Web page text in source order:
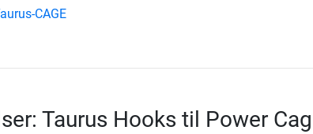
CAGE
Taurus Hooks til Power